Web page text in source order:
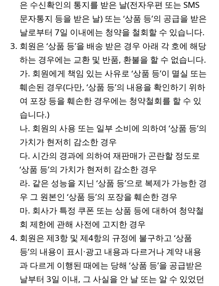
은 수신확인의 통지를 받은 날(전자우편 또는 SMS
문자통지 등을 받은 날) 또는 ‘상품 등’의 공급을 받은
날로부터 7일 이내에는 청약을 철회할 수 있습니다.
회원은 ‘상품 등’을 배송 받은 경우 아래 각 호에 해당
하는 경우에는 교환 및 반품, 환불을 할 수 없습니다.
가. 회원에게 책임 있는 사유로 ‘상품 등’이 멸실 또는
훼손된 경우(다만, ‘상품 등’의 내용을 확인하기 위하
여 포장 등을 훼손한 경우에는 청약철회를 할 수 있
습니다.)
나. 회원의 사용 또는 일부 소비에 의하여 ‘상품 등’의
가치가 현저히 감소한 경우
다. 시간의 경과에 의하여 재판매가 곤란할 정도로
‘상품 등’의 가치가 현저히 감소한 경우
라. 같은 성능을 지닌 ‘상품 등’으로 복제가 가능한 경
우 그 원본인 ‘상품 등’의 포장을 훼손한 경우
마. 회사가 특정 쿠폰 또는 상품 등에 대하여 청약철
회 제한에 관해 사전에 고지한 경우
회원은 제3항 및 제4항의 규정에 불구하고 ‘상품
등’의 내용이 표시∙광고 내용과 다르거나 계약 내용
과 다르게 이행된 때에는 당해 ‘상품 등’을 공급받은
날부터 3일 이내, 그 사실을 안 날 또는 알 수 있었던